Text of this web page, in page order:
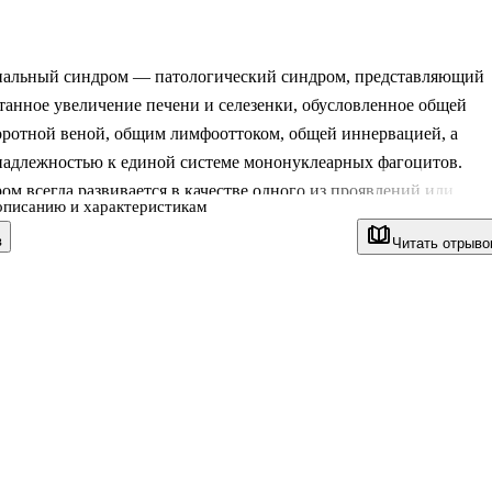
Читать
синдром — патологический синдром, представляющий
увеличение печени и селезенки, обусловленное общей
веной, общим лимфооттоком, общей иннервацией, а
к единой системе мононуклеарных фагоцитов.
всегда развивается в качестве одного из проявлений или
какого-то патологического процесса в организме, поэтому не
формой и не может быть использован в качестве
и характеристикам